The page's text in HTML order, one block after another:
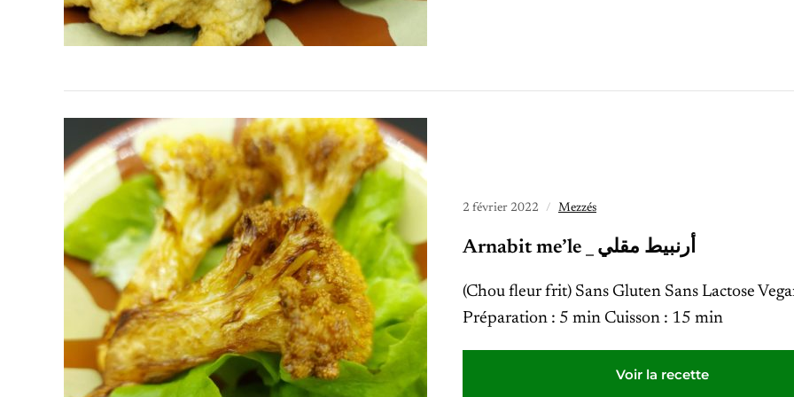
2 février 2022 Mezzés
Arnabit me’le _ أرنبيط مقلي
(Chou fleur frit) Sans Gluten Sans Lactose
Préparation : 5 min Cuisson : 15 min
Voir la recette